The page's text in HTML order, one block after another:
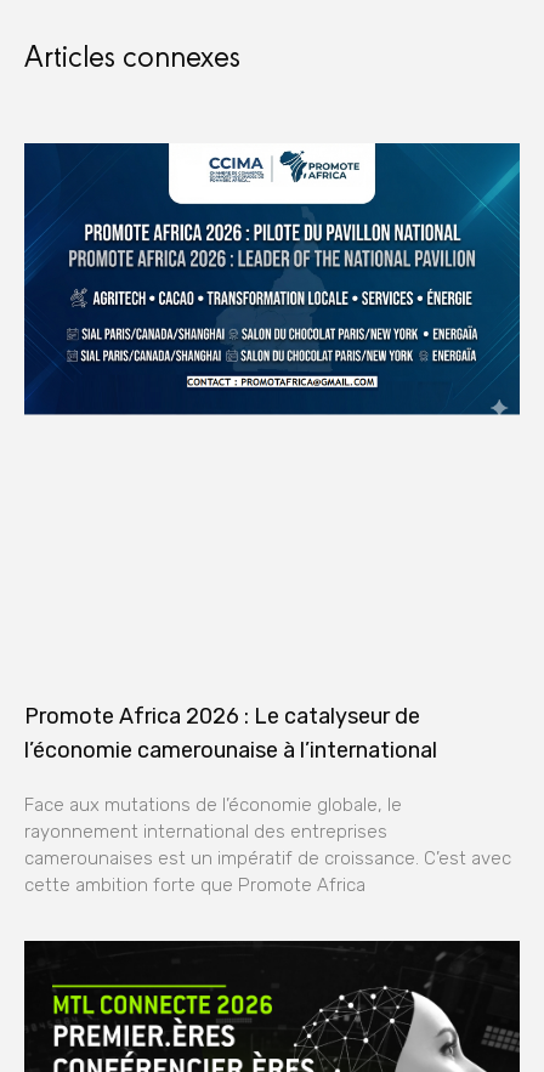
Articles connexes
Promote Africa 2026 : Le catalyseur de
l’économie camerounaise à l’international
Face aux mutations de l’économie globale, le
rayonnement international des entreprises
camerounaises est un impératif de croissance. C’est avec
cette ambition forte que Promote Africa